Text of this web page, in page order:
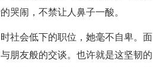
哭闹，不禁让人鼻子一酸。
社会低下的职位，她毫不自卑。面
朋友般的交谈。也许就是这坚韧的